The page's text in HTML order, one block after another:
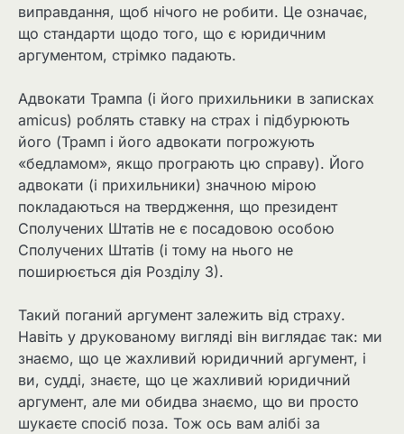
виправдання, щоб нічого не робити. Це означає,
що стандарти щодо того, що є юридичним
аргументом, стрімко падають.
Адвокати Трампа (і його прихильники в записках
amicus) роблять ставку на страх і підбурюють
його (Трамп і його адвокати погрожують
«бедламом», якщо програють цю справу). Його
адвокати (і прихильники) значною мірою
покладаються на твердження, що президент
Сполучених Штатів не є посадовою особою
Сполучених Штатів (і тому на нього не
поширюється дія Розділу 3).
Такий поганий аргумент залежить від страху.
Навіть у друкованому вигляді він виглядає так: ми
знаємо, що це жахливий юридичний аргумент, і
ви, судді, знаєте, що це жахливий юридичний
аргумент, але ми обидва знаємо, що ви просто
шукаєте спосіб поза. Тож ось вам алібі за